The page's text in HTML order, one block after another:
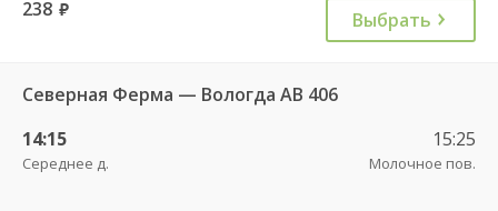
238 руб. Выбрать
Северная Ферма — Вологда АВ 406
14:15
Середнее д.
15:25
Молочное пов.